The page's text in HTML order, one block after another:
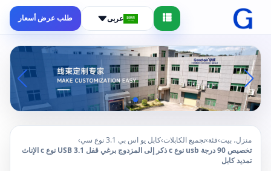
عربى طلب عرض أسعار
منزل، بيت›فئة›تجميع الكابلات›كابل يو اس بي 3.1 نوع سي
›
تخصيص 90 درجة usb نوع c ذكر إلى المزدوج برغي قفل USB 3.1 نوع c الإناث
تمديد كابل